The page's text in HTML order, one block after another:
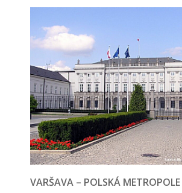
VARŠAVA – POLSKÁ METROPOLE